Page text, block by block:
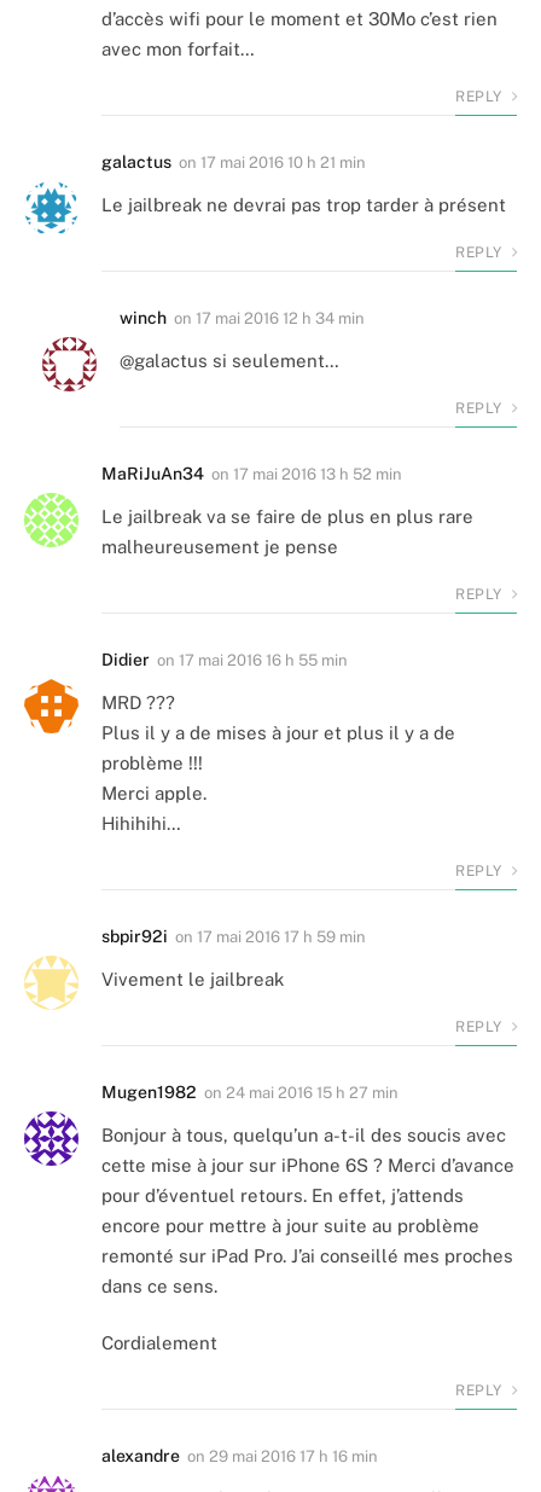
d’accès wifi pour le moment et 30Mo c’est rien
avec mon forfait…
REPLY
galactus on 17 mai 2016 10 h 21 min
Le jailbreak ne devrai pas trop tarder à présent
REPLY
winch on 17 mai 2016 12 h 34 min
@galactus si seulement…
REPLY
MaRiJuAn34 on 17 mai 2016 13 h 52 min
Le jailbreak va se faire de plus en plus rare
malheureusement je pense
REPLY
Didier on 17 mai 2016 16 h 55 min
MRD ???
Plus il y a de mises à jour et plus il y a de
problème !!!
Merci apple.
Hihihihi…
REPLY
sbpir92i on 17 mai 2016 17 h 59 min
Vivement le jailbreak
REPLY
Mugen1982 on 24 mai 2016 15 h 27 min
Bonjour à tous, quelqu’un a-t-il des soucis avec
cette mise à jour sur iPhone 6S ? Merci d’avance
pour d’éventuel retours. En effet, j’attends
encore pour mettre à jour suite au problème
remonté sur iPad Pro. J’ai conseillé mes proches
dans ce sens.
Cordialement
REPLY
alexandre on 29 mai 2016 17 h 16 min